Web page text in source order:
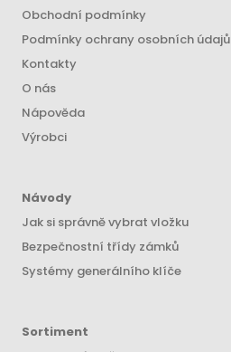
Obchodní podmínky
Podmínky ochrany osobních údajů
Kontakty
O nás
Nápověda
Výrobci
Návody
Jak si správně vybrat vložku
Bezpečnostní třídy zámků
Systémy generálního klíče
Sortiment